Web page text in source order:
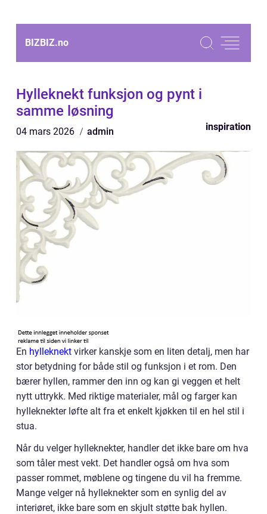
BIZBIZ.no
Hylleknekt funksjon og pynt i
samme løsning
04 mars 2026 admin inspiration
En hylleknekt virker kanskje som en liten detalj, men har
stor betydning for både stil og funksjon i et rom. Den
bærer hyllen, rammer den inn og kan gi veggen et helt
nytt uttrykk. Med riktige materialer, mål og farger kan
hylleknekter løfte alt fra et enkelt kjøkken til en hel stil i
stua.
Når du velger hylleknekter, handler det ikke bare om hva
som tåler mest vekt. Det handler også om hva som
passer rommet, møblene og tingene du vil ha fremme.
Mange velger nå hylleknekter som en synlig del av
interiøret, ikke bare som en skjult støtte bak hyllen.